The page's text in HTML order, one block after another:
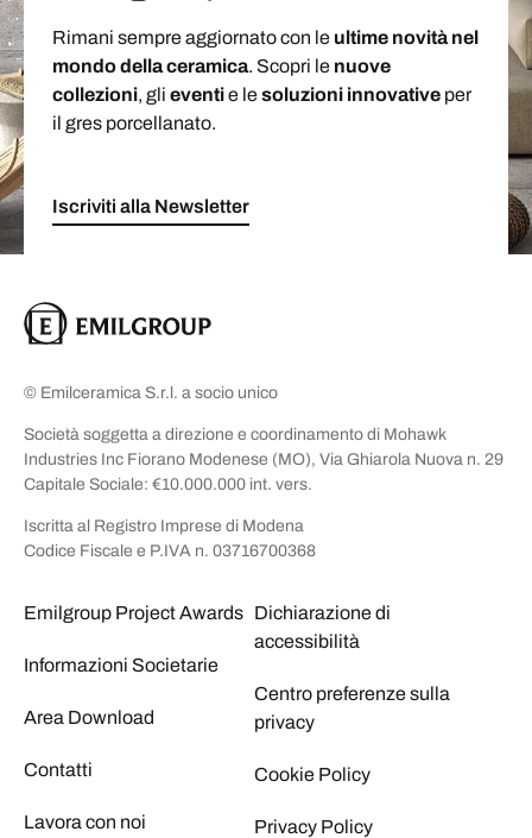
Rimani sempre aggiornato con le ultime novità nel
mondo della ceramica. Scopri le nuove
collezioni, gli eventie lesoluzioni innovative per
il gres porcellanato.
Iscriviti alla Newsletter
© Emilceramica S.r.l. a socio unico
Società soggetta a direzione e coordinamento di Mohawk
Industries Inc Fiorano Modenese (MO), Via Ghiarola Nuova n. 29
Capitale Sociale: €10.000.000 int. vers.
Iscritta al Registro Imprese di Modena
Codice Fiscale e P.IVA n. 03716700368
Emilgroup Project Awards
Informazioni Societarie
Area Download
Contatti
Lavora con noi
Dichiarazione di
accessibilità
Centro preferenze sulla
privacy
Cookie Policy
Privacy Policy